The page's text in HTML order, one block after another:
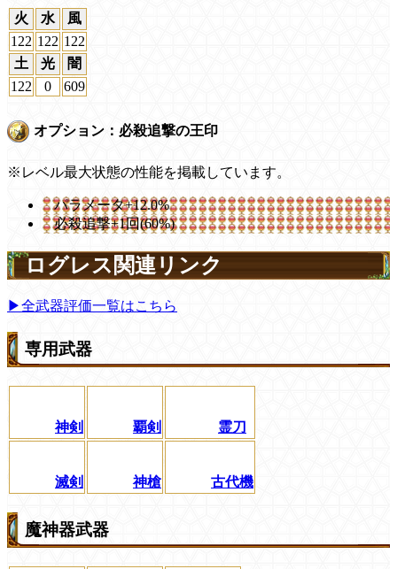
火 水
風
122 122 122
土
光
闇
122
0 609
オプション：必殺追撃の王印
※レベル最大状態の性能を掲載しています。
パラメータ+12.0%
必殺追撃+1回(60%)
ログレス関連リンク
▶全武器評価一覧はこちら
専用武器
神剣 覇剣 霊刀
滅剣 神槍 古代機
魔神器武器